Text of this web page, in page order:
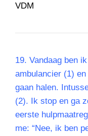
VDM
19. Vandaag ben
ambulancier (1)
gaan halen.
(2). Ik stop en ga
eerste
me: “Nee, ik ben